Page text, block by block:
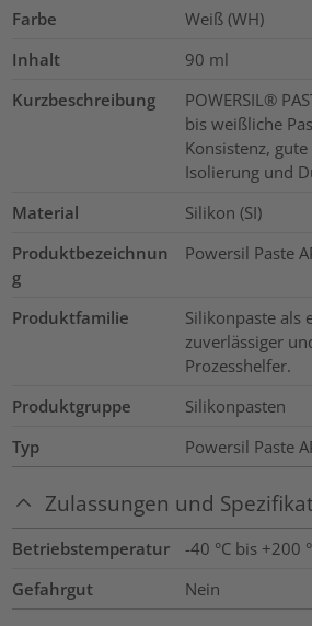
Farbe
Weiß (WH)
Inhalt
90 ml
Kurzbeschreibung
POWERSIL®
bis weißliche
Konsistenz,
Isolierung und
Material
Silikon (SI)
Produktbezeichnun
g
Powersil Paste
Produktfamilie
Silikonpaste als
zuverlässiger
Prozesshelfer.
Produktgruppe
Silikonpasten
Typ
Powersil Paste
Zulassungen und
Betriebstemperatur
-40 °C bis +200
Gefahrgut
Nein